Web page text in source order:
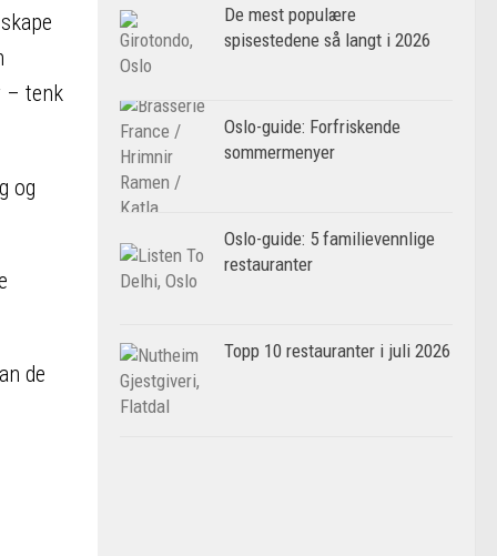
– tenk
og
de
De mest populære
spisestedene så langt i 2026
Oslo-guide: Forfriskende
sommermenyer
Oslo-guide: 5 familievennlige
restauranter
Topp 10 restauranter i juli 2026